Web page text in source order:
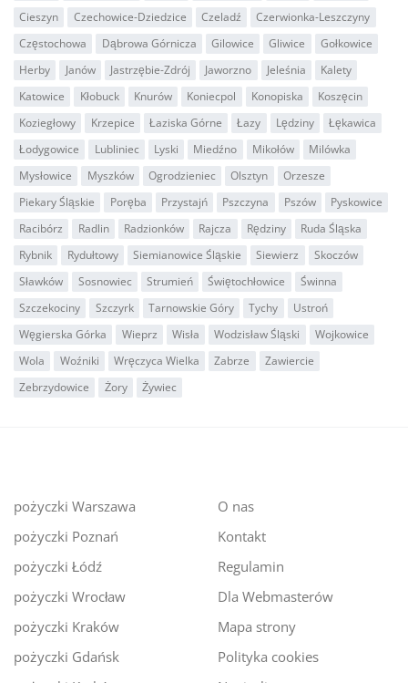
Cieszyn
Czechowice-Dziedzice Czeladź
Czerwionka-Leszczyny
Częstochowa
Dąbrowa Górnicza Gilowice Gliwice
Gołkowice
Herby
Janów Jastrzębie-Zdrój Jaworzno Jeleśnia
Kalety
Katowice
Kłobuck Knurów Koniecpol Konopiska
Koszęcin
Koziegłowy
Krzepice Łaziska Górne Łazy Lędziny
Łękawica
Łodygowice
Lubliniec Lyski Miedźno Mikołów
Milówka
Mysłowice
Myszków Ogrodzieniec Olsztyn
Orzesze
Piekary Śląskie
Poręba Przystajń Pszczyna Pszów
Pyskowice
Racibórz
Radlin Radzionków Rajcza Rędziny
Ruda Śląska
Rybnik
Rydułtowy Siemianowice Śląskie Siewierz
Skoczów
Sławków
Sosnowiec Strumień Świętochłowice
Świnna
Szczekociny
Szczyrk Tarnowskie Góry Tychy
Ustroń
Węgierska Górka
Wieprz Wisła Wodzisław Śląski
Wojkowice
Wola
Woźniki Wręczyca Wielka Zabrze
Zawiercie
Zebrzydowice
Żory Żywiec
pożyczki Warszawa
pożyczki Poznań
pożyczki Łódź
pożyczki Wrocław
pożyczki Kraków
pożyczki Gdańsk
O nas
Kontakt
Regulamin
Dla Webmasterów
Mapa strony
Polityka cookies